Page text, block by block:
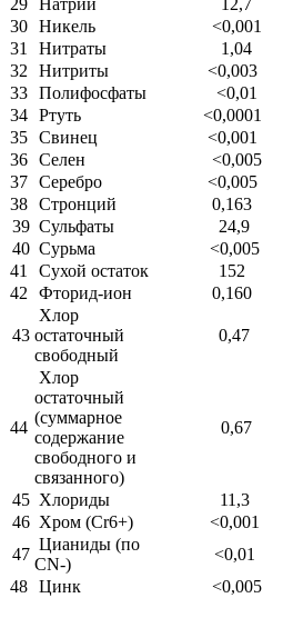
30 Никель <0,001
31
Нитраты 1,04
32
Нитриты <0,003
33 Полифосфаты <0,01
34 Ртуть <0,0001
35 Свинец <0,001
36 Селен <0,005
37 Серебро <0,005
38 Стронций 0,163
39 Сульфаты 24,9
40 Сурьма <0,005
41
Сухой остаток 152
42
Фторид-ион 0,160
43
Хлор
остаточный
свободный
0,47
44
Хлор
остаточный
(суммарное
содержание
свободного и
связанного)
0,67
45 Хлориды 11,3
46 Хром (Cr6+) <0,001
47
Цианиды (по
CN-)
<0,01
48 Цинк <0,005